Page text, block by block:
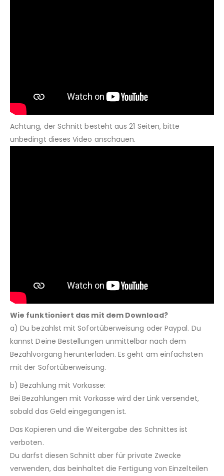
Achtung, der Schnitt besteht aus 21 Seiten, bitte
unbedingt dieses Video anschauen.
Wie funktioniert das mit dem Download?
a) Du bezahlst mit Sofortüberweisung oder Paypal. Du
kannst Deine Bestellungen unmittelbar nach dem
Bezahlvorgang herunterladen. Es geht am einfachsten
mit der Sofortüberweisung.
b) Bezahlung mit Vorkasse:
Bei Bezahlungen mit Vorkasse wird der Link versendet,
sobald das Geld eingegangen ist.
Das Kopieren und die Weitergabe des Schnittes ist
verboten.
Du darfst diesen Schnitt aber für private Zwecke
verwenden, das beinhaltet die Fertigung von Einzelteilen